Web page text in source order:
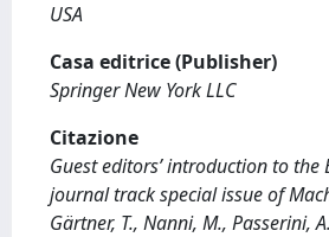
USA
Casa editrice (Publisher)
Springer New York LLC
Citazione
Guest editors’ introduction to the
journal track special issue of
Gärtner, T., Nanni, M., Passerini,